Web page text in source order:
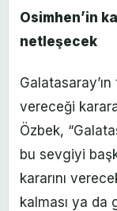
Osimhen’in
netleşecek
vereceği
Özbek,
bu sevgiyi
kararını
kalması ya da